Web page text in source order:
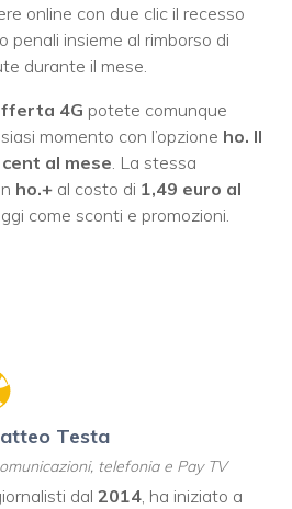
online con due clic il recesso
penali insieme al rimborso di
durante il mese.
4G potete comunque
momento con l’opzione ho. Il
al mese. La stessa
ho.+ al costo di 1,49 euro al
come sconti e promozioni.
Testa
telefonia e Pay TV
dal 2014, ha iniziato a